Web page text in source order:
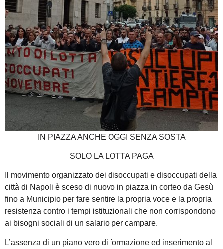
IN PIAZZA ANCHE OGGI SENZA SOSTA
SOLO LA LOTTA PAGA
Il movimento organizzato dei disoccupati e disoccupati della
città di Napoli è sceso di nuovo in piazza in corteo da Gesù
fino a Municipio per fare sentire la propria voce e la propria
resistenza contro i tempi istituzionali che non corrispondono
ai bisogni sociali di un salario per campare.
L’assenza di un piano vero di formazione ed inserimento al